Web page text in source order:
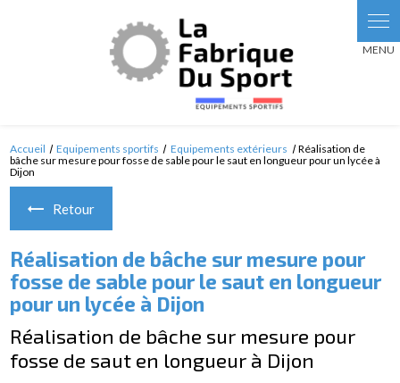
Accueil Equipements sportifs Equipements extérieurs
Réalisation de
bâche sur mesure pour fosse de sable pour le saut en longueur pour un lycée à
Dijon
Retour
Réalisation de bâche sur mesure pour
fosse de sable pour le saut en longueur
pour un lycée à Dijon
Réalisation de bâche sur mesure pour
fosse de saut en longueur à Dijon